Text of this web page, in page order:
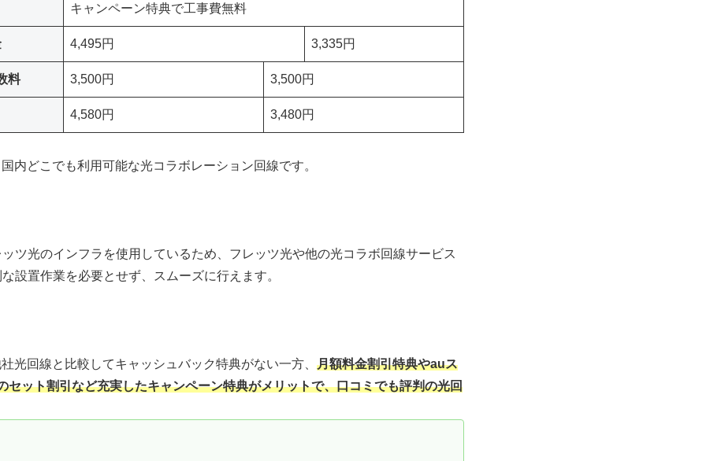
キャンペーン特典で工事費無料
4,495円 3,335円
料 3,500円 3,500円
4,580円 3,480円
内どこでも利用可能な光コラボレーション回線です。
ツ光のインフラを使用しているため、フレッツ光や他の光コラボ回線サービス
設置作業を必要とせず、スムーズに行えます。
光回線と比較してキャッシュバック特典がない一方、 月額料金割引特典やauス
セット割引など充実したキャンペーン特典がメリットで、口コミでも評判の光回